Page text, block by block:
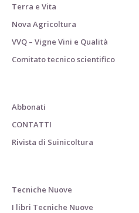
Terra e Vita
Nova Agricoltura
VVQ – Vigne Vini e Qualità
Comitato tecnico scientifico
Abbonati
CONTATTI
Rivista di Suinicoltura
Tecniche Nuove
I libri Tecniche Nuove